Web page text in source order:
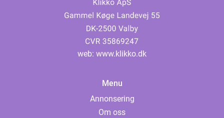
web: www.klikko.dk
Menu
Annonsering
Om oss